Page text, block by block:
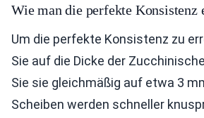
Wie man die perfekte Konsistenz
Um die perfekte Konsistenz zu
Sie auf die Dicke der
Sie sie gleichmäßig auf etwa 3
Scheiben werden schneller